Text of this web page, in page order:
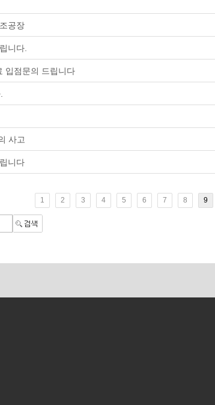
공장
니다.
입점문의 드립니다
사고
니다
1 2 3 4 5 6 7 8 9